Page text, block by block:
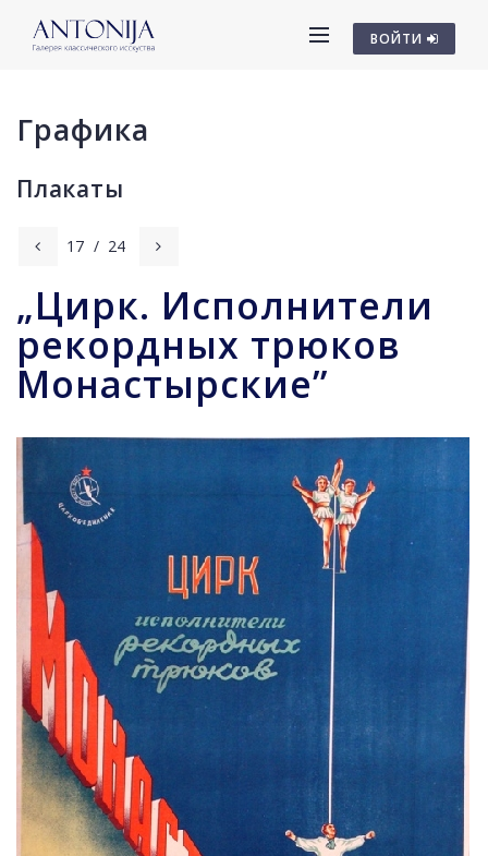
ВОЙТИ
Графика
Плакаты
17 / 24
„Цирк. Исполнители
рекордных трюков
Монастырские”